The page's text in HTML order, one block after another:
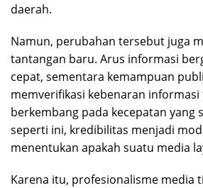
daerah.
Namun, perubahan tersebut juga
tantangan baru. Arus informasi
cepat, sementara kemampuan
memverifikasi kebenaran informasi
berkembang pada kecepatan yang
seperti ini, kredibilitas menjadi
menentukan apakah suatu media
Karena itu, profesionalisme media